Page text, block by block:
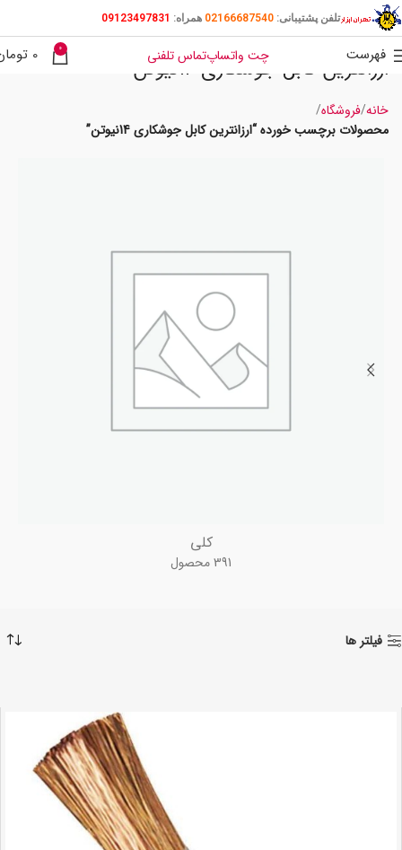
تلفن پشتیبانی: 02166687540 همراه: 09123497831
فهرست چت واتساپتماس تلفنی 0
0 ارزانترین کابل جوشکاری 14نیوتن
خانه فروشگاه
محصولات برچسب خورده “ارزانترین کابل جوشکاری 14نیوتن”
کلی
391 محصول
فیلتر ها